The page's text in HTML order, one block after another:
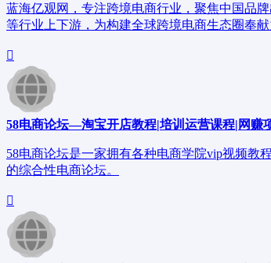
蓝海亿观网，专注跨境电商行业，聚焦中国品
等行业上下游，为构建全球跨境电商生态圈奉献
58电商论坛—淘宝开店教程|培训运营课程|网赚
58电商论坛是一家拥有各种电商学院vip视频教
的综合性电商论坛。